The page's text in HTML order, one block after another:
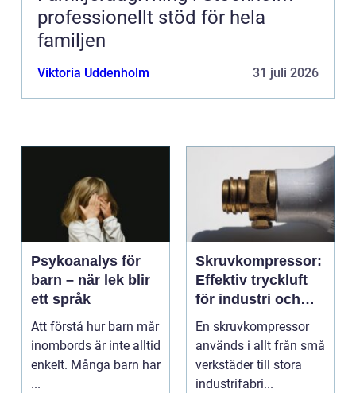
professionellt stöd för hela
familjen
Viktoria Uddenholm 31 juli 2026
Psykoanalys för
barn – när lek blir
ett språk
Att förstå hur barn mår
inombords är inte alltid
enkelt. Många barn har
...
Skruvkompressor:
Effektiv tryckluft
för industri och
verkstad
En skruvkompressor
används i allt från små
verkstäder till stora
industrifabri...